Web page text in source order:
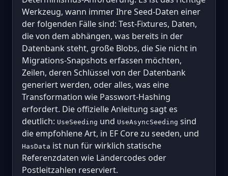
Werkzeug, wann immer Ihre Seed-Daten einer
der folgenden Fälle sind: Test-Fixtures, Daten,
die von dem abhängen, was bereits in der
Datenbank steht, große Blobs, die Sie nicht in
Migrations-Snapshots erfassen möchten,
Zeilen, deren Schlüssel von der Datenbank
generiert werden, oder alles, was eine
Transformation wie Passwort-Hashing
erfordert. Die offizielle Anleitung sagt es
deutlich: UseSeeding und UseAsyncSeeding sind
die empfohlene Art, in EF Core zu seeden, und
HasData ist nun für wirklich statische
Referenzdaten wie Ländercodes oder
Postleitzahlen reserviert.